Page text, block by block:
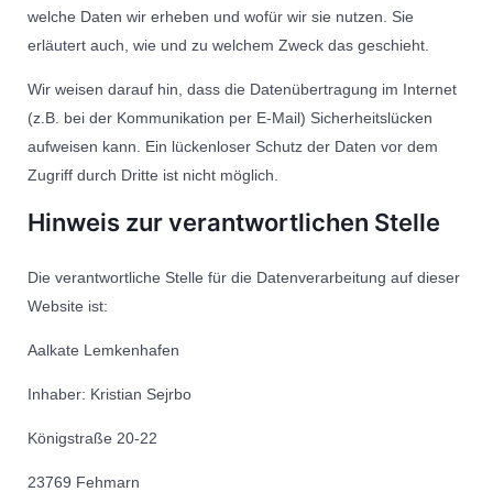
welche Daten wir erheben und wofür wir sie nutzen. Sie
erläutert auch, wie und zu welchem Zweck das geschieht.
Wir weisen darauf hin, dass die Datenübertragung im Internet
(z.B. bei der Kommunikation per E-Mail) Sicherheitslücken
aufweisen kann. Ein lückenloser Schutz der Daten vor dem
Zugriff durch Dritte ist nicht möglich.
Hinweis zur verantwortlichen Stelle
Die verantwortliche Stelle für die Datenverarbeitung auf dieser
Website ist:
Aalkate Lemkenhafen
Inhaber: Kristian Sejrbo
Königstraße 20-22
23769 Fehmarn